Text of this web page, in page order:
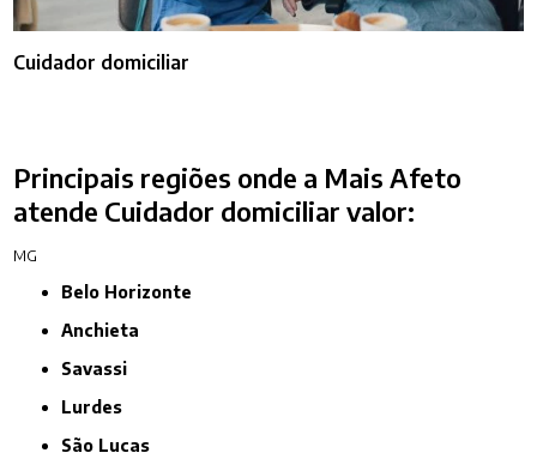
Cuidador domiciliar
Principais regiões onde a Mais Afeto
atende Cuidador domiciliar valor:
MG
Belo Horizonte
Anchieta
Savassi
Lurdes
São Lucas